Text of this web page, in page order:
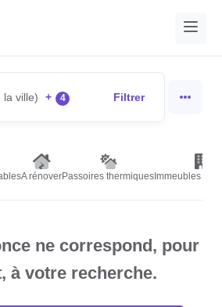
la ville) + 4 Filtrer
A rénoverPassoires thermiques Immeubles de
ne correspond, pour
à votre recherche.